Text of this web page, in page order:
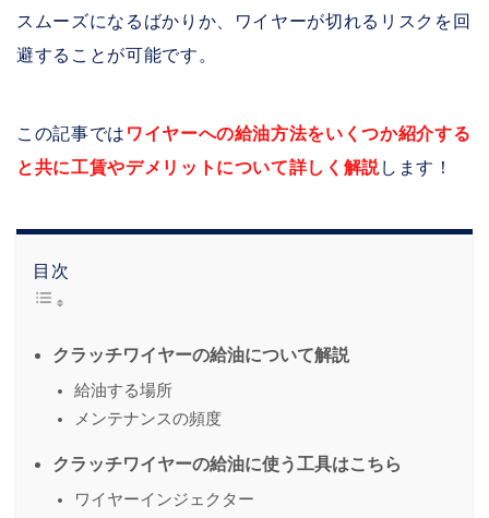
スムーズになるばかりか、ワイヤーが切れるリスクを回
避することが可能です。
この記事では ワイヤーへの給油方法をいくつか紹介する
と共に工賃やデメリットについて詳しく解説します！
目次
クラッチワイヤーの給油について解説
給油する場所
メンテナンスの頻度
クラッチワイヤーの給油に使う工具はこちら
ワイヤーインジェクター